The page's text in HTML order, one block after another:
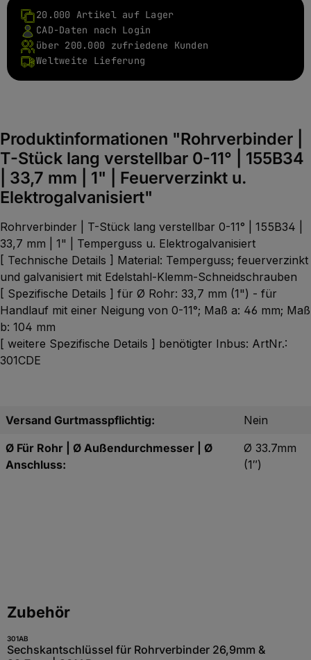
20.000 Artikel auf Lager
CAD-Daten nach Login
über 200.000 zufriedene Kunden
Weltweite Lieferung
Produktinformationen "Rohrverbinder |
T-Stück lang verstellbar 0-11° | 155B34
| 33,7 mm | 1" | Feuerverzinkt u.
Elektrogalvanisiert"
Rohrverbinder | T-Stück lang verstellbar 0-11° | 155B34 |
33,7 mm | 1" | Temperguss u. Elektrogalvanisiert
[ Technische Details ] Material: Temperguss; feuerverzinkt
und galvanisiert mit Edelstahl-Klemm-Schneidschrauben
[ Spezifische Details ] für Ø Rohr: 33,7 mm (1") - für
Handlauf mit einer Neigung von 0-11°; Maß a: 46 mm; Maß
b: 104 mm
[ weitere Spezifische Details ] benötigter Inbus: ArtNr.:
301CDE
Versand Gurtmasspflichtig:
Nein
Ø Für Rohr | Ø Außendurchmesser | Ø
Anschluss:
Ø 33.7mm
(1″)
Produktgalerie überspringen
Zubehör
301AB
Sechskantschlüssel für Rohrverbinder 26,9mm &